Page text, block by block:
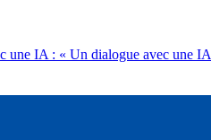
une IA : « Un dialogue avec une